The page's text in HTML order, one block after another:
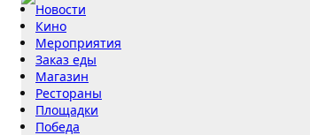
Новости
Кино
Мероприятия
Заказ еды
Магазин
Рестораны
Площадки
Победа